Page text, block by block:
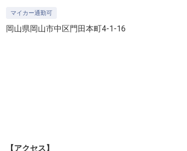
マイカー通勤可
岡山県岡山市中区門田本町4-1-16
【アクセス】